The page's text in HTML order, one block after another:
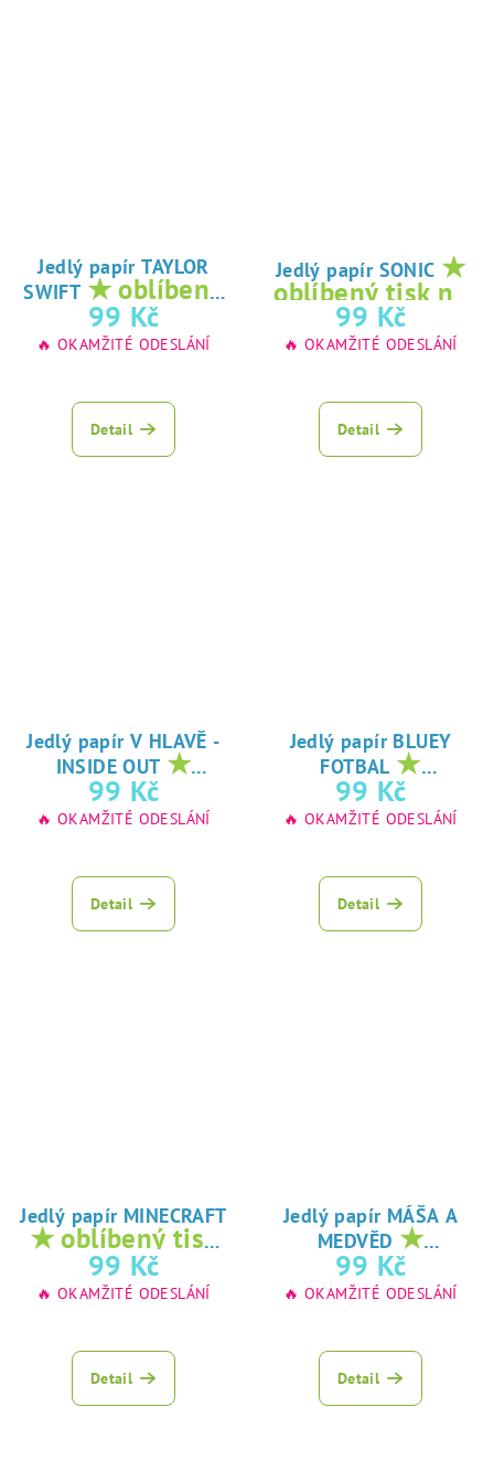
Jedlý papír TAYLOR
SWIFT ★ oblíbený
tisk na jedlý
papír
99 Kč
🔥 OKAMŽITÉ ODESLÁNÍ
Detail
Jedlý papír SONIC ★
oblíbený tisk na
jedlý papír
99 Kč
🔥 OKAMŽITÉ ODESLÁNÍ
Detail
Jedlý papír V HLAVĚ -
INSIDE OUT ★
oblíbený tisk na
jedlý papír
99 Kč
🔥 OKAMŽITÉ ODESLÁNÍ
Detail
Jedlý papír BLUEY
FOTBAL ★
oblíbený tisk na
jedlý papír
99 Kč
🔥 OKAMŽITÉ ODESLÁNÍ
Detail
Jedlý papír MINECRAFT
★ oblíbený tisk
na jedlý papír
99 Kč
🔥 OKAMŽITÉ ODESLÁNÍ
Detail
Jedlý papír MÁŠA A
MEDVĚD ★
oblíbený tisk na
jedlý papír
99 Kč
🔥 OKAMŽITÉ ODESLÁNÍ
Detail